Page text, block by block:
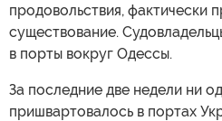
продовольствия, фактически
существование.
в порты вокруг Одессы.
За последние две недели ни
пришвартовалось в портах